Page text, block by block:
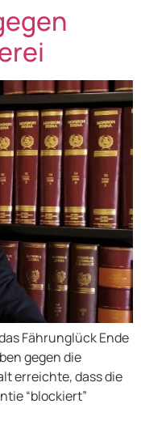
Fährunglück Ende
gegen die
erreichte, dass die
“blockiert”